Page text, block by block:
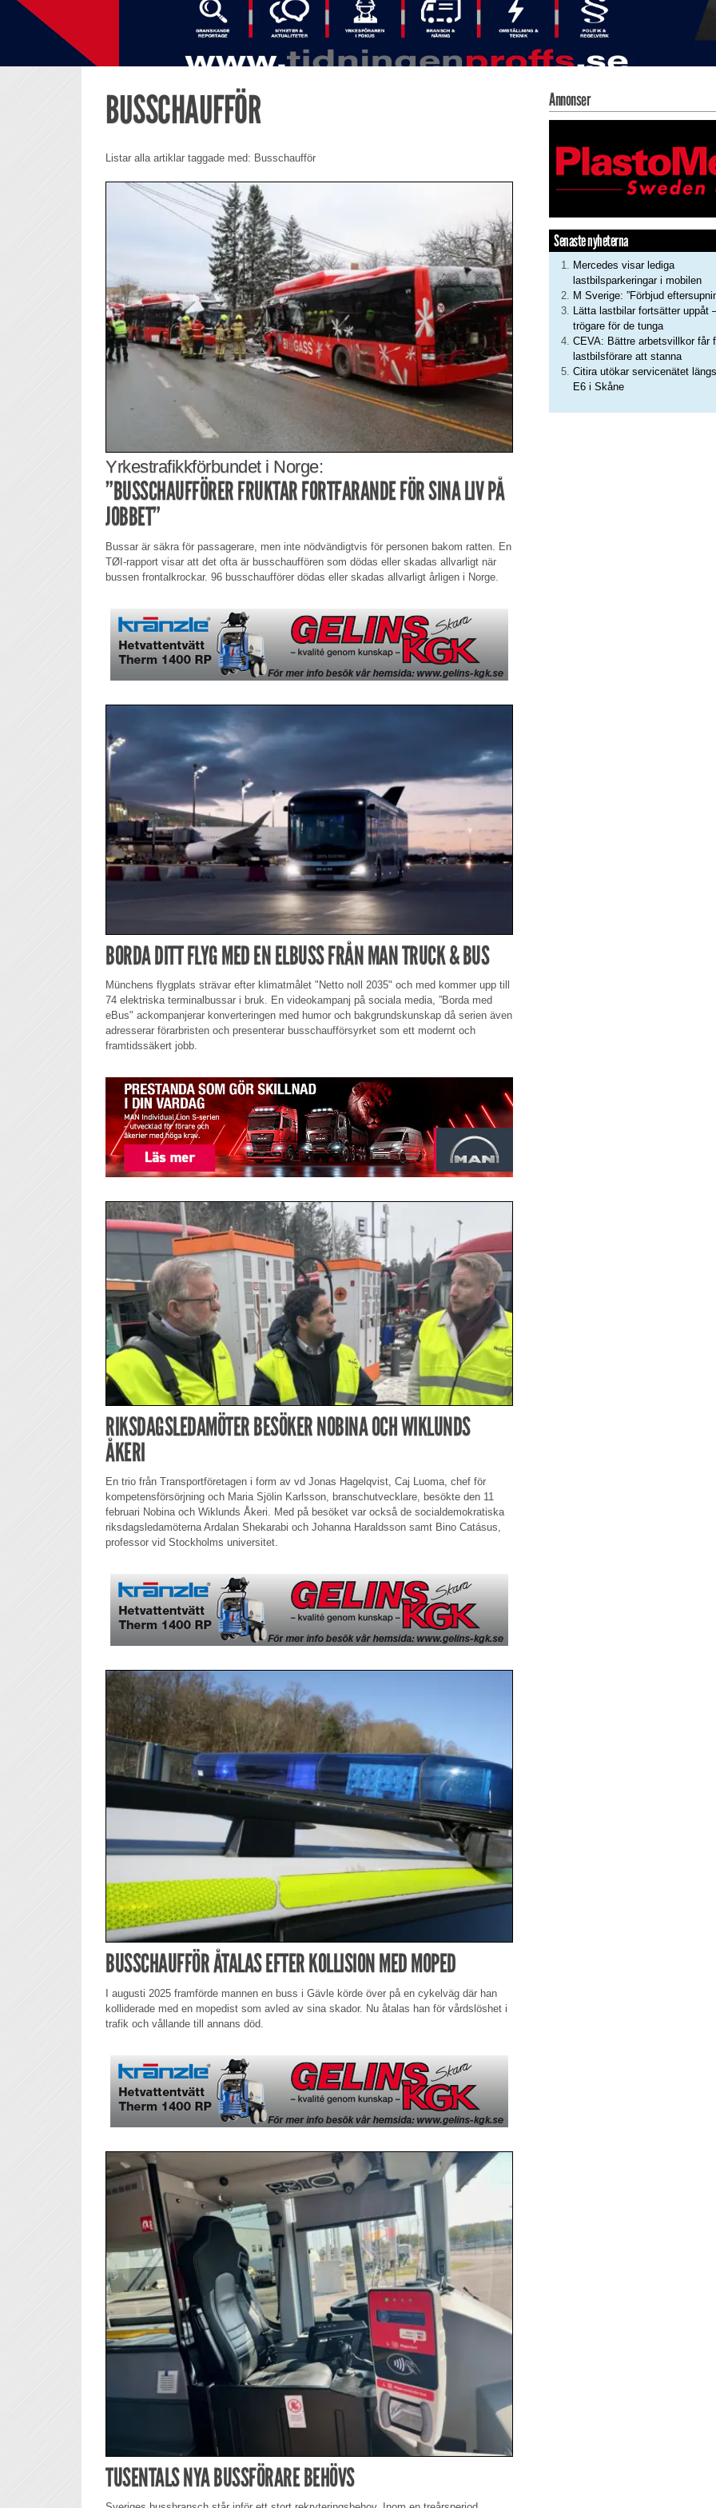
BUSSCHAUFFÖR
Listar alla artiklar taggade med: Busschaufför
Yrkestrafikkförbundet i Norge:
”BUSSCHAUFFÖRER FRUKTAR FORTFARANDE FÖR SINA LIV PÅ
JOBBET”
Bussar är säkra för passagerare, men inte nödvändigtvis för personen bakom ratten. En
TØI-rapport visar att det ofta är busschauffören som dödas eller skadas allvarligt när
bussen frontalkrockar. 96 busschaufförer dödas eller skadas allvarligt årligen i Norge.
BORDA DITT FLYG MED EN ELBUSS FRÅN MAN TRUCK & BUS
Münchens flygplats strävar efter klimatmålet "Netto noll 2035" och med kommer upp till
74 elektriska terminalbussar i bruk. En videokampanj på sociala media, ”Borda med
eBus" ackompanjerar konverteringen med humor och bakgrundskunskap då serien även
adresserar förarbristen och presenterar busschaufförsyrket som ett modernt och
framtidssäkert jobb.
RIKSDAGSLEDAMÖTER BESÖKER NOBINA OCH WIKLUNDS
ÅKERI
En trio från Transportföretagen i form av vd Jonas Hagelqvist, Caj Luoma, chef för
kompetensförsörjning och Maria Sjölin Karlsson, branschutvecklare, besökte den 11
februari Nobina och Wiklunds Åkeri. Med på besöket var också de socialdemokratiska
riksdagsledamöterna Ardalan Shekarabi och Johanna Haraldsson samt Bino Catásus,
professor vid Stockholms universitet.
BUSSCHAUFFÖR ÅTALAS EFTER KOLLISION MED MOPED
I augusti 2025 framförde mannen en buss i Gävle körde över på en cykelväg där han
kolliderade med en mopedist som avled av sina skador. Nu åtalas han för vårdslöshet i
trafik och vållande till annans död.
TUSENTALS NYA BUSSFÖRARE BEHÖVS
Annonser
Senaste nyheterna
Mercedes visar lediga
lastbilsparkeringar i mobilen
M Sverige: ”Förbjud
Lätta lastbilar fortsätter uppåt
trögare för de tunga
CEVA: Bättre arbetsvillkor får
lastbilsförare att stanna
Citira utökar servicenätet längs
E6 i Skåne